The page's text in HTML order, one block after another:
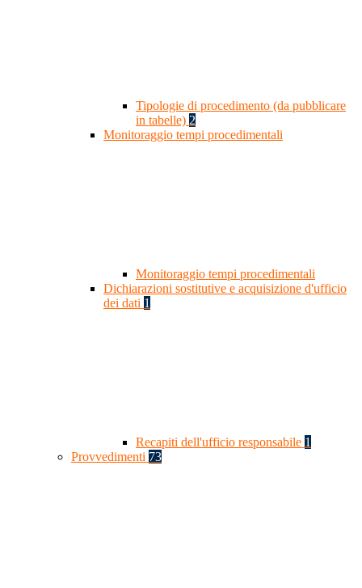
Tipologie di procedimento (da pubblicare
in tabelle) 2
Monitoraggio tempi procedimentali
Monitoraggio tempi procedimentali
Dichiarazioni sostitutive e acquisizione d'ufficio
dei dati 1
Recapiti dell'ufficio responsabile 1
Provvedimenti 73